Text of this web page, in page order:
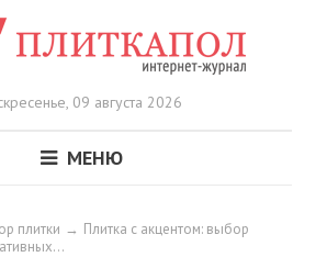
09 августа 2026
МЕНЮ
плитки
Плитка с акцентом: выбор